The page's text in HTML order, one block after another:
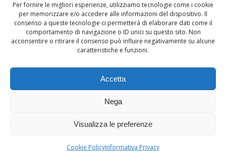
Per fornire le migliori esperienze, utilizziamo tecnologie come i cookie
per memorizzare e/o accedere alle informazioni del dispositivo. Il
consenso a queste tecnologie ci permetterà di elaborare dati come il
comportamento di navigazione o ID unici su questo sito. Non
acconsentire o ritirare il consenso può influire negativamente su alcune
caratteristiche e funzioni.
Accetta
Nega
Visualizza le preferenze
Cookie PolicyInformativa Privacy
+39 339 748 6635
© 2026 Il Blues Magazine. Powered by